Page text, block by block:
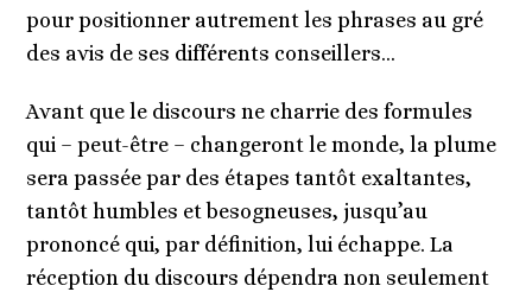
pour positionner autrement les phrases au gré
des avis de ses différents conseillers…
Avant que le discours ne charrie des formules
qui – peut-être – changeront le monde, la plume
sera passée par des étapes tantôt exaltantes,
tantôt humbles et besogneuses, jusqu’au
prononcé qui, par définition, lui échappe. La
réception du discours dépendra non seulement